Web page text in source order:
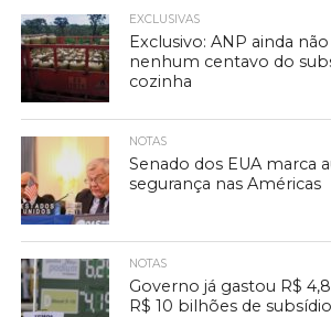
EXCLUSIVAS
Exclusivo: ANP ainda
nenhum centavo do
cozinha
NOTAS
Senado dos EUA marca
segurança nas Américas
NOTAS
Governo já gastou R$
R$ 10 bilhões de